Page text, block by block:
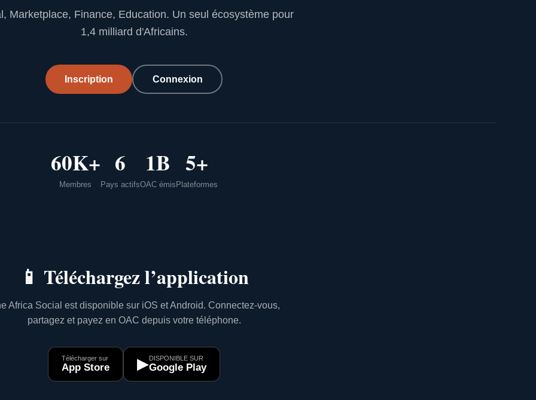
Marketplace, Finance, Education. Un seul écosystème pour
1,4 milliard d'Africains.
Inscription Connexion
60K+
Membres
6
Pays actifs
1B
OAC émis
5+
Plateformes
📱 Téléchargez l’application
Africa Social est disponible sur iOS et Android. Connectez-vous,
partagez et payez en OAC depuis votre téléphone.
Télécharger sur
App Store ▶DISPONIBLE SUR
Google Play